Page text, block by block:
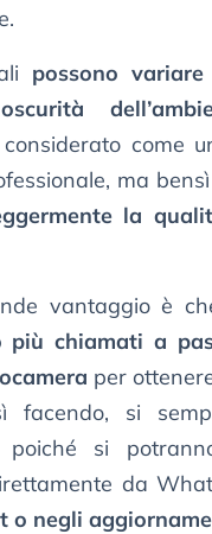
possono
come
ma
la
vantaggio è
più chiamati a
per
facendo, si
poiché si
da
o negli